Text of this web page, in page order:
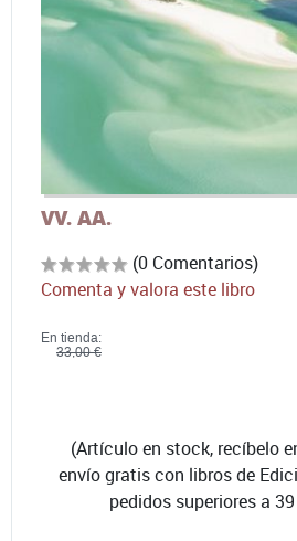
VV. AA.
(0 Comentarios)
Comenta y valora este libro
En tienda:
33,00 €
(Artículo en stock, recíbelo
envío gratis con libros de
pedidos superiores a